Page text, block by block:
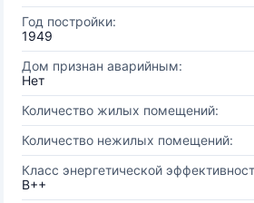
Год постройки:
1949
Дом признан аварийным:
Нет
Количество жилых помещений:
Количество нежилых помещений:
Класс энергетической
B++